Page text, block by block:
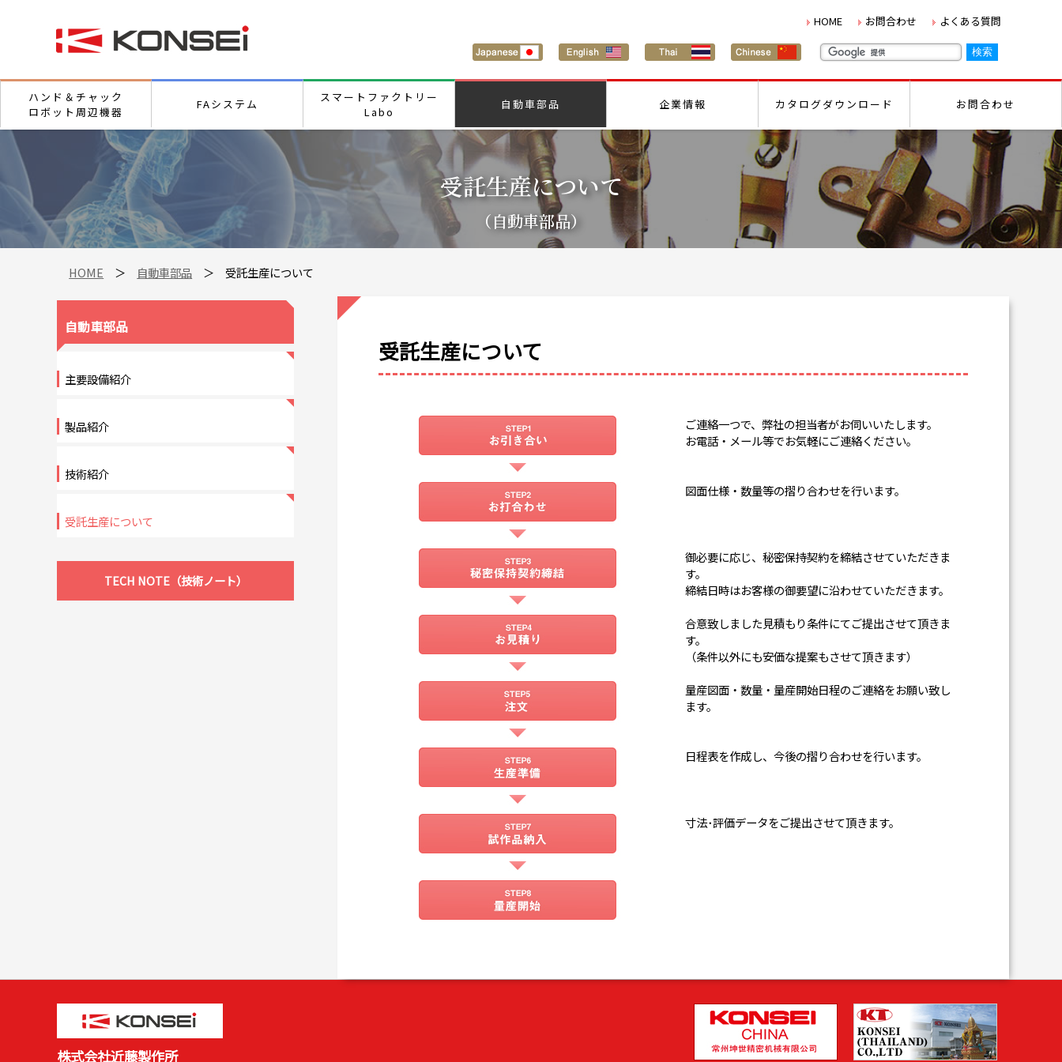
HOME お問合わせ よくある質問
ハンド＆チャック
ロボット周辺機器
FAシステム
スマートファクトリー
Labo
自動車部品 企業情報 カタログダウンロード お問合わせ
受託生産について
（自動車部品）
HOME ＞ 自動車部品 ＞ 受託生産について
受託生産について
ご連絡一つで、弊社の担当者がお伺いいたします。
お電話・メール等でお気軽にご連絡ください。
図面仕様・数量等の摺り合わせを行います。
御必要に応じ、秘密保持契約を締結させていただきま
す。
締結日時はお客様の御要望に沿わせていただきます。
合意致しました見積もり条件にてご提出させて頂きま
す。
（条件以外にも安価な提案もさせて頂きます）
量産図面・数量・量産開始日程のご連絡をお願い致し
ます。
日程表を作成し、今後の摺り合わせを行います。
寸法･評価データをご提出させて頂きます。
自動車部品
主要設備紹介
製品紹介
技術紹介
受託生産について
TECH NOTE（技術ノート）
株式会社近藤製作所